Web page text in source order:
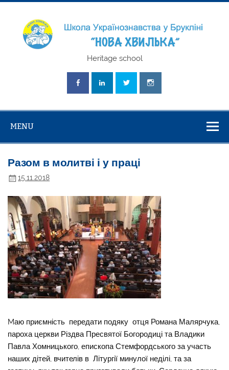
Skip
"Нова
Heritage school
MENU
Разом в молитві і у праці
15.11.2018
Mаю приємність передати подяку отця Романа Малярчука,
пароха церкви Різдва Пресвятої Богородиці та Владики
Павла Хомницького, епископа Стемфордського за участь
наших дітей, вчителів в Літургії минулої неділі, та за